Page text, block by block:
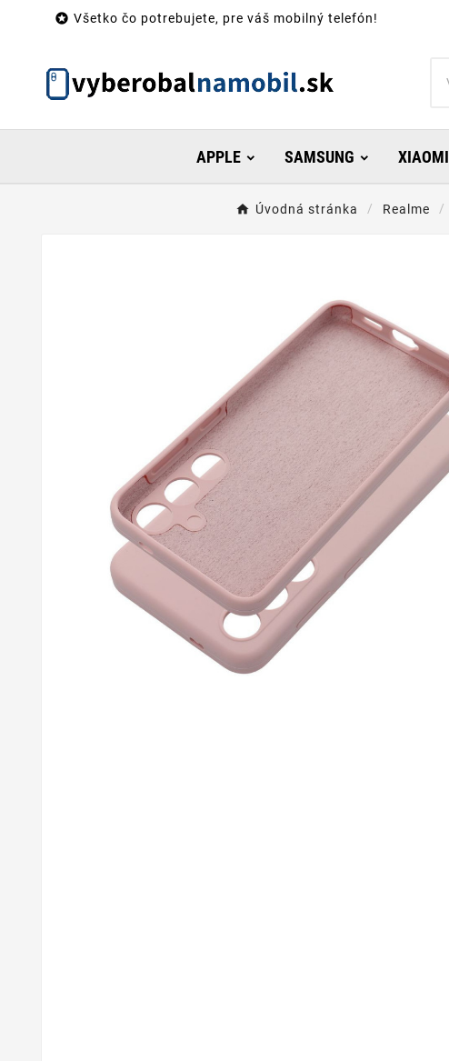
 Všetko čo potrebujete, pre váš mobilný telefón!
APPLE SAMSUNG XIAOMI
Úvodná stránka Realme